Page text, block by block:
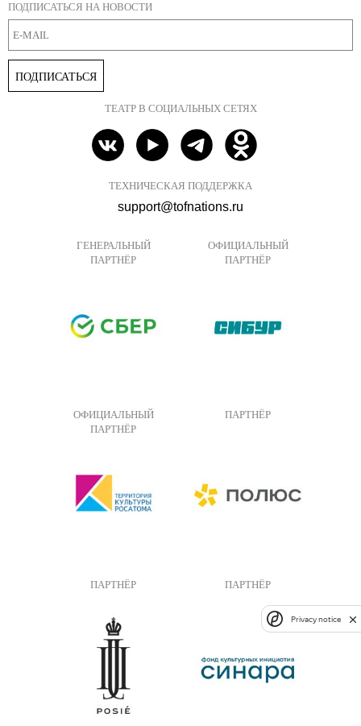
ПОДПИСАТЬСЯ НА НОВОСТИ
ПОДПИСАТЬСЯ
ТЕАТР В СОЦИАЛЬНЫХ СЕТЯХ
ТЕХНИЧЕСКАЯ ПОДДЕРЖКА
support@tofnations.ru
ГЕНЕРАЛЬНЫЙ
ПАРТНЁР
ОФИЦИАЛЬНЫЙ
ПАРТНЁР
ОФИЦИАЛЬНЫЙ
ПАРТНЁР
ПАРТНЁР
ПАРТНЁР ПАРТНЁР
Privacy notice